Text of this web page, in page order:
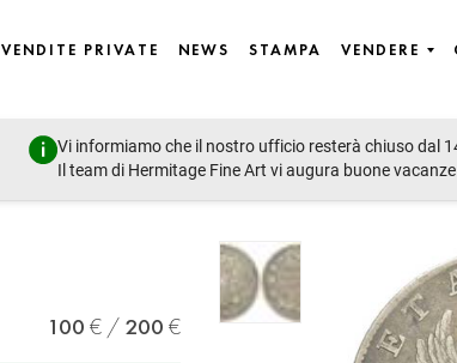
VENDITE PRIVATE NEWS STAMPA VENDERE
Vi informiamo che il nostro ufficio resterà chiuso dal
Il team di Hermitage Fine Art vi augura buone
100 200